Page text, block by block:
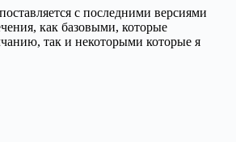
с последними версиями
как базовыми, которые
так и некоторыми которые я